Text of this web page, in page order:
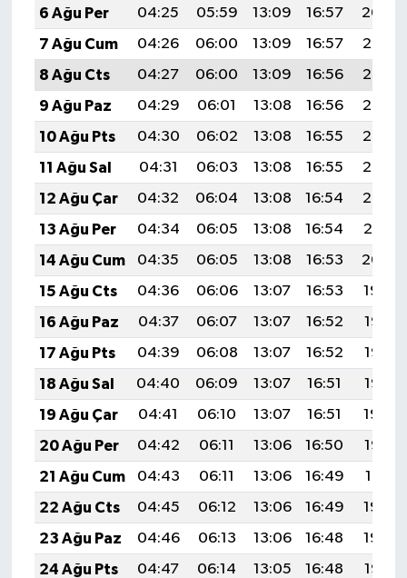
6 Ağu Per
04:25 05:59 13:09 16:57
20:09
7 Ağu Cum
04:26 06:00 13:09 16:57
20:08
8 Ağu Cts
04:27 06:00 13:09 16:56
20:07
9 Ağu Paz
04:29 06:01 13:08 16:56
20:06
10 Ağu Pts
04:30 06:02 13:08 16:55
20:05
11 Ağu Sal
04:31 06:03 13:08 16:55
20:03
12 Ağu Çar
04:32 06:04 13:08 16:54
20:02
13 Ağu Per
04:34 06:05 13:08 16:54
20:01
14 Ağu Cum
04:35 06:05 13:08 16:53
20:00
15 Ağu Cts
04:36 06:06 13:07 16:53
19:59
16 Ağu Paz
04:37 06:07 13:07 16:52
19:57
17 Ağu Pts
04:39 06:08 13:07 16:52
19:56
18 Ağu Sal
04:40 06:09 13:07 16:51
19:55
19 Ağu Çar
04:41 06:10 13:07 16:51
19:54
20 Ağu Per
04:42 06:11 13:06 16:50
19:52
21 Ağu Cum
04:43 06:11 13:06 16:49
19:51
22 Ağu Cts
04:45 06:12 13:06 16:49
19:50
23 Ağu Paz
04:46 06:13 13:06 16:48
19:48
24 Ağu Pts
04:47 06:14 13:05 16:48
19:47